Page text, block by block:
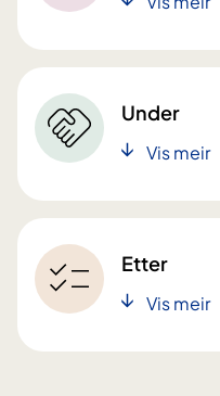
Under
Vis meir
Etter
Vis meir